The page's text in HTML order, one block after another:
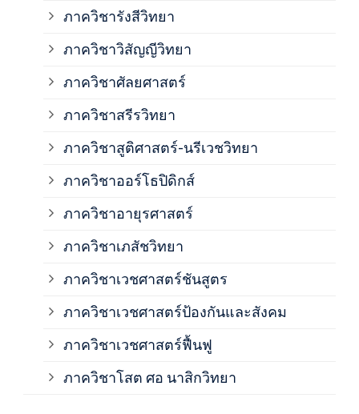
ภาควิชารังสีวิทยา
ภาควิชาวิสัญญีวิทยา
ภาควิชาศัลยศาสตร์
ภาควิชาสรีรวิทยา
ภาควิชาสูติศาสตร์-นรีเวชวิทยา
ภาควิชาออร์โธปิดิกส์
ภาควิชาอายุรศาสตร์
ภาควิชาเภสัชวิทยา
ภาควิชาเวชศาสตร์ชันสูตร
ภาควิชาเวชศาสตร์ป้องกันและสังคม
ภาควิชาเวชศาสตร์ฟื้นฟู
ภาควิชาโสต ศอ นาสิกวิทยา